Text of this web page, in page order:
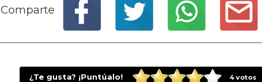
Comparte
¿Te gusta? ¡Puntúalo! 4 votos